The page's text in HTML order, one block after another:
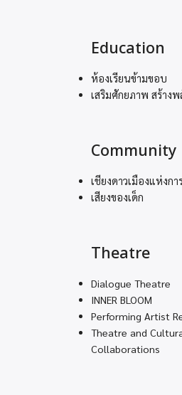
Education
ห้องเรียนข้ามขอบ
เสริมศักยภาพ สร้างพ
Community
เชียงดาวเมืองแห่งกา
เสียงของเด็ก
Theatre
Dialogue Theatre
INNER BLOOM
Performing Artist
Theatre and
Collaborations